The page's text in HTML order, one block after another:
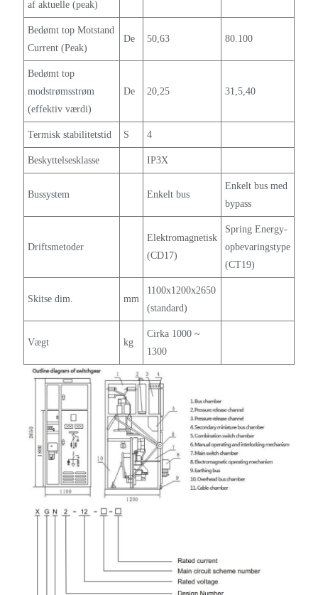
af aktuelle (peak)
Bedømt top Motstand
Current (Peak)
De 50,63 80.100
Bedømt top
modstrømsstrøm
(effektiv værdi)
De 20,25 31,5,40
Termisk stabilitetstid S 4
Beskyttelsesklasse IP3X
Bussystem Enkelt bus
Enkelt bus med
bypass
Driftsmetoder
Elektromagnetisk
(CD17)
Spring Energy-
opbevaringstype
(CT19)
Skitse dim. mm
1100x1200x2650
(standard)
Vægt kg
Cirka 1000 ~
1300